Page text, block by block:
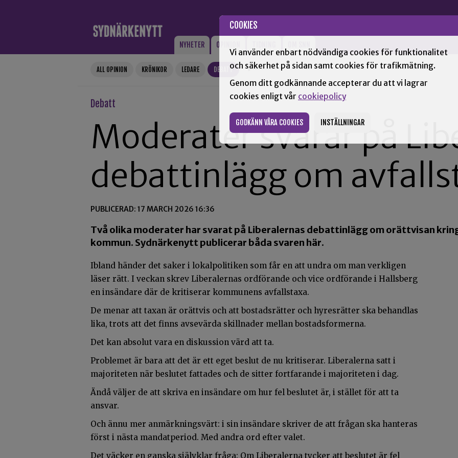
COOKIES
Vi använder enbart nödvändiga cookies för funktionalitet
och säkerhet på sidan samt cookies för trafikmätning.
Genom ditt godkännande accepterar du att vi lagrar
cookies enligt vår cookiepolicy
GODKÄNN VÅRA COOKIES INSTÄLLNINGAR
NYHETER OPINION
ALL OPINION KRÖNIKOR LEDARE DEBATT +
Debatt
Moderater svarar på
debattinlägg om
PUBLICERAD: 17 MARCH 2026 16:36
Två olika moderater har svarat på Liberalernas debattinlägg om orättvisan
kommun. Sydnärkenytt publicerar båda svaren här.
Ibland händer det saker i lokalpolitiken som får en att undra om man verkligen
läser rätt. I veckan skrev Liberalernas ordförande och vice ordförande i Hallsberg
en insändare där de kritiserar kommunens avfallstaxa.
De menar att taxan är orättvis och att bostadsrätter och hyresrätter ska behandlas
lika, trots att det finns avsevärda skillnader mellan bostadsformerna.
Det kan absolut vara en diskussion värd att ta.
Problemet är bara att det är ett eget beslut de nu kritiserar. Liberalerna satt i
majoriteten när beslutet fattades och de sitter fortfarande i majoriteten i dag.
Ändå väljer de att skriva en insändare om hur fel beslutet är, i stället för att ta
ansvar.
Och ännu mer anmärkningsvärt: i sin insändare skriver de att frågan ska hanteras
först i nästa mandatperiod. Med andra ord efter valet.
Det väcker en ganska självklar fråga: Om Liberalerna tycker att beslutet är fel